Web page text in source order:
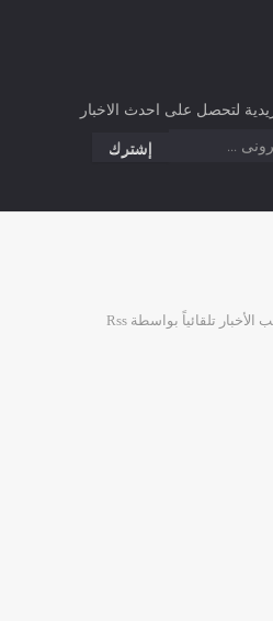
لتحصل على احدث الاخبار